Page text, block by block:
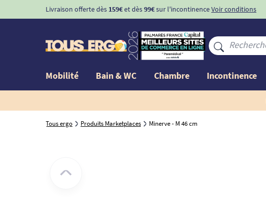
Livraison offerte dès 159€et dès99€sur l'incontinenceVoir conditions
Mobilité Bain & WC Chambre Incontinence
Tous ergo Produits Marketplaces Minerve - M 46 cm